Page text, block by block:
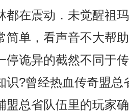
都在震动．未觉醒祖
简单，看声音不大帮
停诡异的截然不同于
识?曾经热血传奇盟总
盟总省队伍里的玩